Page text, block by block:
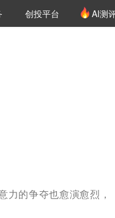
创投平台 AI测
力的争夺也愈演愈烈，